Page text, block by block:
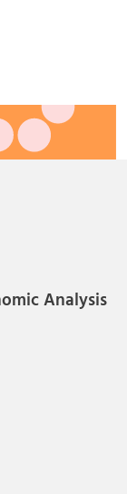
Analysis